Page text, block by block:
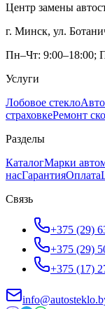
Центр замены
г. Минск, ул.
Пн–Чт: 9:00–18:00;
Услуги
Лобовое стекло
страховкеРемонт
Разделы
КаталогМарки
насГарантияОплата
Связь
+375 (29)
+375 (29)
+375 (17)